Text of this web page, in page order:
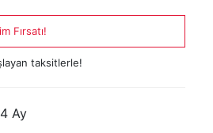
Fırsatı!
taksitlerle!
Ay